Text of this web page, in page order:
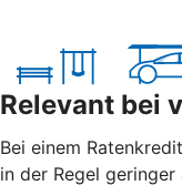
Relevant bei
Bei einem
in der Regel